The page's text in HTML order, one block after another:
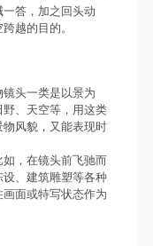
答，加之回头动
越的目的。
头一类是以景为
、天空等，用这类
风貌，又能表现时
，在镜头前飞驰而
、建筑雕塑等各种
面或特写状态作为